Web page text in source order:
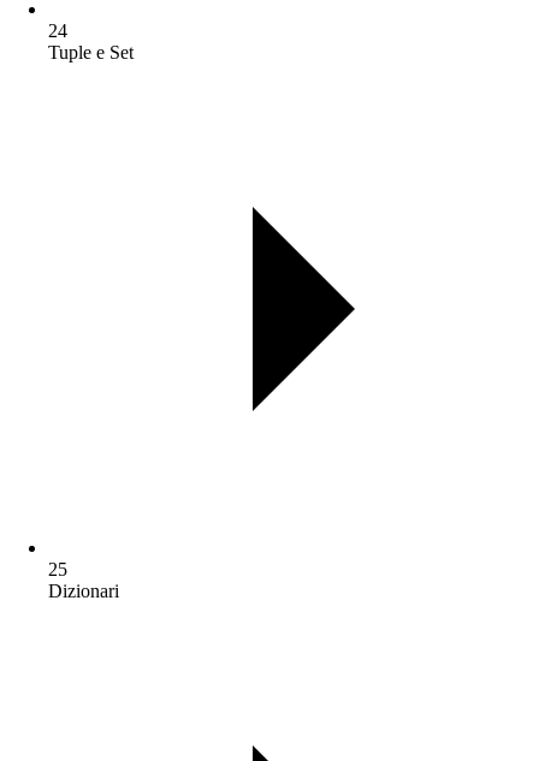
24
Tuple e Set
25
Dizionari